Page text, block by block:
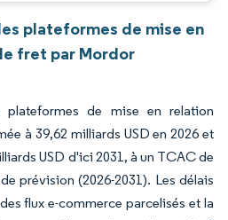
plateformes de mise en
fret par Mordor
de mise en relation
à 39,62 milliards USD en 2026 et
USD d'ici 2031, à un TCAC de
prévision (2026-2031). Les délais
flux e-commerce parcelisés et la